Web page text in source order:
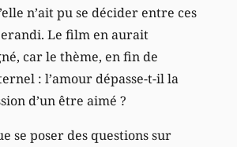
n’ait pu se décider entre ces
Le film en aurait
car le thème, en fin de
: l’amour dépasse-t-il la
d’un être aimé ?
se poser des questions sur